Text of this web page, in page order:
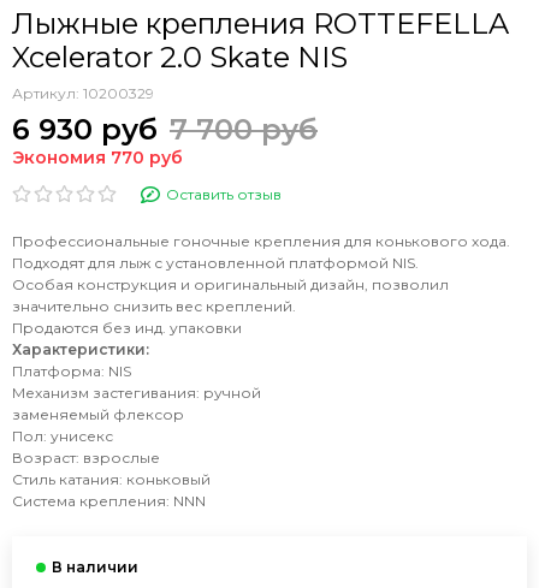
Лыжные крепления ROTTEFELLA
Xcelerator 2.0 Skate NIS
Артикул: 10200329
6 930 руб 7 700 руб
Экономия 770 руб
Оставить отзыв
Профессиональные гоночные крепления для конькового хода.
Подходят для лыж с установленной платформой NIS.
Особая конструкция и оригинальный дизайн, позволил
значительно снизить вес креплений.
Продаются без инд. упаковки
Характеристики:
Платформа: NIS
Механизм застегивания: ручной
заменяемый флексор
Пол: унисекс
Возраст: взрослые
Стиль катания: коньковый
Система крепления: NNN